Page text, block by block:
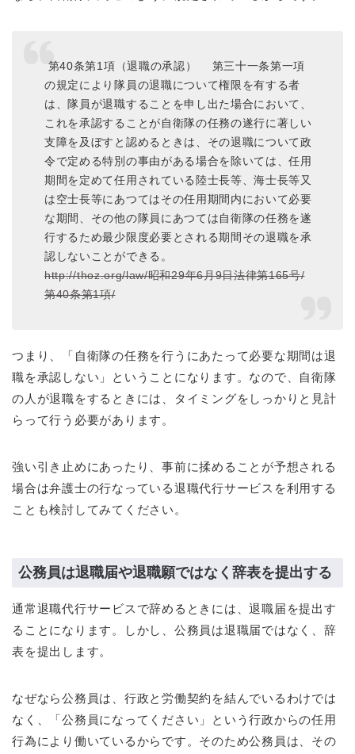
第40条第1項（退職の承認）
第三十一条第一項
の規定により隊員の退職について権限を有する者
は、隊員が退職することを申し出た場合において、
これを承認することが自衛隊の任務の遂行に著しい
支障を及ぼすと認めるときは、その退職について政
令で定める特別の事由がある場合を除いては、任用
期間を定めて任用されている陸士長等、海士長等又
は空士長等にあつてはその任用期間内において必要
な期間、その他の隊員にあつては自衛隊の任務を遂
行するため最少限度必要とされる期間その退職を承
認しないことができる。
http://thoz.org/law/昭和29年6月9日法律第165号/
第40条第1項/
つまり、「自衛隊の任務を行うにあたって必要な期間は退
職を承認しない」ということになります。なので、自衛隊
の人が退職をするときには、タイミングをしっかりと見計
らって行う必要があります。
強い引き止めにあったり、事前に揉めることが予想される
場合は弁護士の行なっている退職代行サービスを利用する
ことも検討してみてください。
公務員は退職届や退職願ではなく辞表を提出する
通常退職代行サービスで辞めるときには、退職届を提出す
ることになります。しかし、公務員は退職届ではなく、辞
表を提出します。
なぜなら公務員は、行政と労働契約を結んでいるわけでは
なく、「公務員になってください」という行政からの任用
行為により働いているからです。そのため公務員は、その